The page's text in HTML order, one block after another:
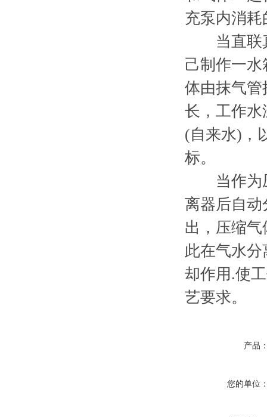
充泵内消
当直联真
己制作一
体由抹气
长，工作
(自来水)，
标。
当作为压
离器后自
出，压缩
此在气水
却作用.使
艺要求。
产品
您的单位